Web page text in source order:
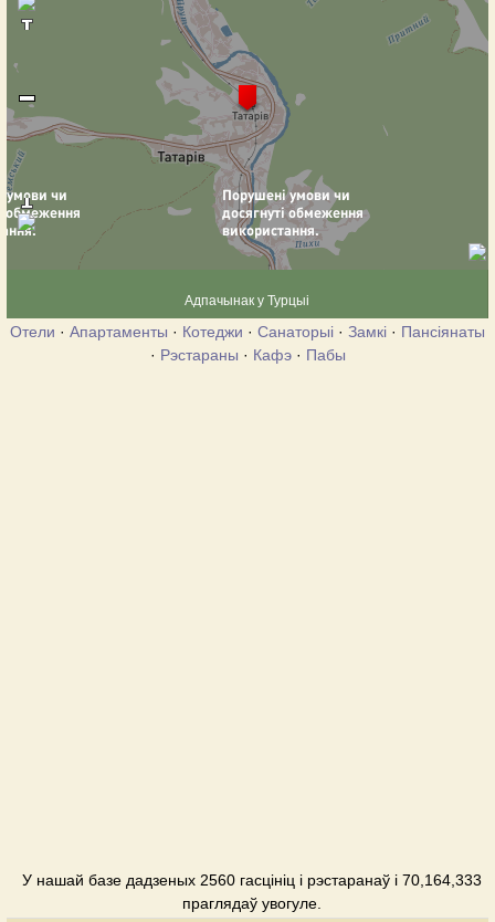
Адпачынак у Турцыі
Отели · Апартаменты · Котеджи · Санаторыі · Замкі · Пансіянаты
· Рэстараны · Кафэ· Пабы
У нашай базе дадзеных 2560 гасцініц і рэстаранаў і 70,164,333
праглядаў увогуле.